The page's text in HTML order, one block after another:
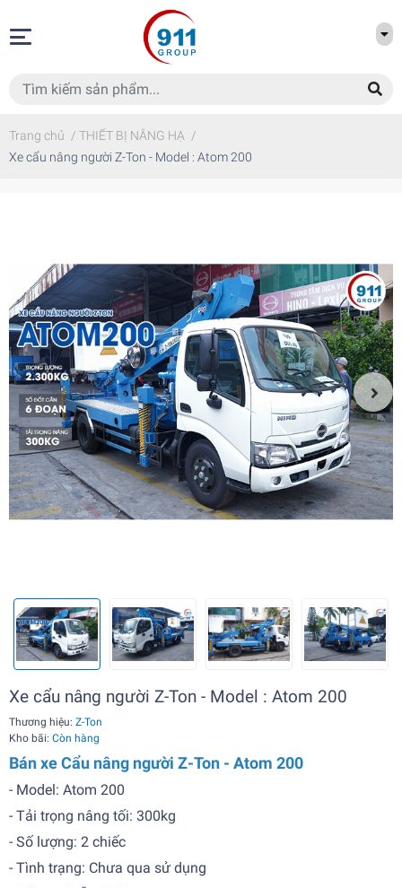
Trang chủ / THIẾT BỊ NÂNG HẠ /
Xe cẩu nâng người Z-Ton - Model : Atom 200
Xe cẩu nâng người Z-Ton - Model : Atom 200
Thương hiệu: Z-Ton
Kho bãi: Còn hàng
Bán xe Cẩu nâng người Z-Ton - Atom 200
- Model: Atom 200
- Tải trọng nâng tối: 300kg
- Số lượng: 2 chiếc
- Tình trạng: Chưa qua sử dụng